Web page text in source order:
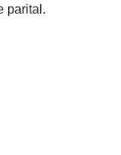
parital.